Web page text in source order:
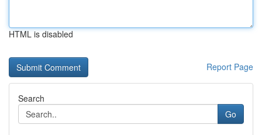
HTML is disabled
Report Page
Search
Go